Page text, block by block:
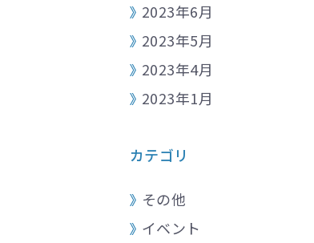
2023年6月
2023年5月
2023年4月
2023年1月
カテゴリ
その他
イベント